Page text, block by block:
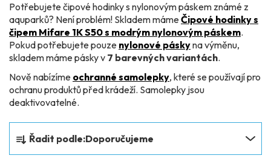
Potřebujete čipové hodinky s nylonovým páskem známé z
aquparků? Není problém! Skladem mámeČipové hodinky s
čipem Mifare 1K S50 s modrým nylonovým páskem.
Pokud potřebujete pouze nylonové páskyna výměnu,
skladem máme pásky v 7 barevných variantách.
Nově nabízíme ochranné samolepky, které se používají pro
ochranu produktů před krádeží. Samolepky jsou
deaktivovatelné.
Ř
a
Řadit podle:Doporučujeme